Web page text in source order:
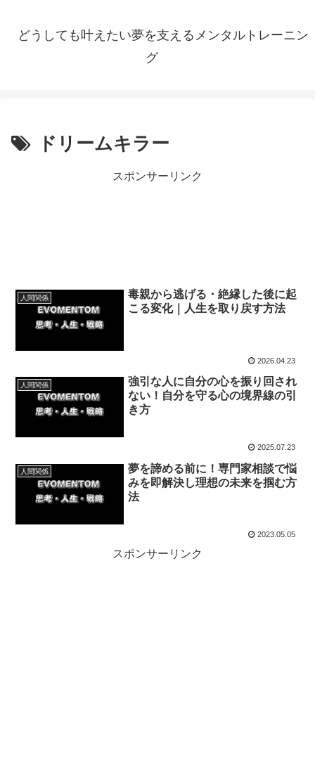
どうしても叶えたい夢を支えるメンタルトレーニン
グ
ドリームキラー
スポンサーリンク
人間関係
毒親から逃げる・絶縁した後に起
こる変化｜人生を取り戻す方法
2026.04.23
人間関係
強引な人に自分の心を振り回され
ない！自分を守る心の境界線の引
き方
2025.07.23
人間関係
夢を諦める前に！専門家相談で悩
みを即解決し理想の未来を掴む方
法
2023.05.05
スポンサーリンク